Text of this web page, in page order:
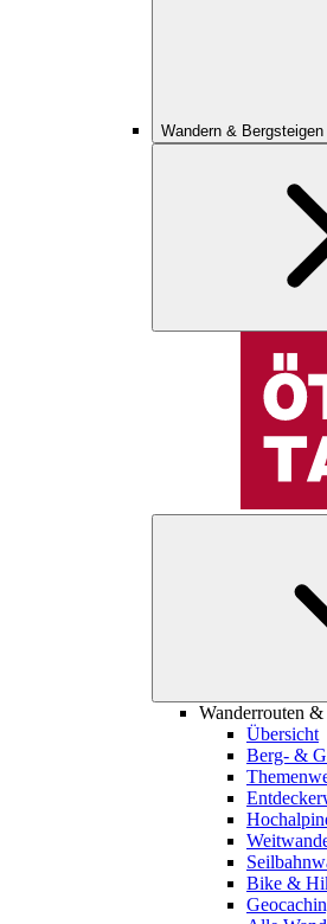
Wandern & Bergsteigen
Wanderrouten &
Übersicht
Berg- &
Bike &